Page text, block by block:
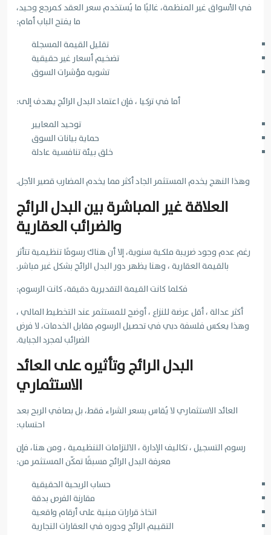
في الأسواق غير المنظمة، غالبًا ما يُستخدم سعر العقد كمرجع وحيد،
ما يفتح الباب أمام:
تقليل القيمة المسجلة
تضخيم أسعار غير حقيقية
تشويه مؤشرات السوق
أما في تركيا ، فإن اعتماد البدل الرائج يهدف إلى:
توحيد المعايير
حماية بيانات السوق
خلق بيئة تنافسية عادلة
وهذا النهج يخدم المستثمر الجاد أكثر مما يخدم المضارب قصير الأجل.
العلاقة غير المباشرة بين البدل الرائج
والضرائب العقارية
رغم عدم وجود ضريبة ملكية سنوية، إلا أن هناك رسومًا تنظيمية تتأثر
بالقيمة العقارية ، وهنا يظهر دور البدل الرائج بشكل غير مباشر.
فكلما كانت القيمة التقديرية دقيقة، كانت الرسوم:
أكثر عدالة ، أقل عرضة للنزاع ، أوضح للمستثمر عند التخطيط المالي ،
وهذا يعكس فلسفة دبي في تحصيل الرسوم مقابل الخدمات، لا فرض
الضرائب لمجرد الجباية.
البدل الرائج وتأثيره على العائد
الاستثماري
العائد الاستثماري لا يُقاس بسعر الشراء فقط، بل بصافي الربح بعد
احتساب:
رسوم التسجيل ، تكاليف الإدارة ، الالتزامات التنظيمية ، ومن هنا، فإن
معرفة البدل الرائج مسبقًا تمكّن المستثمر من:
حساب الربحية الحقيقية
مقارنة الفرص بدقة
اتخاذ قرارات مبنية على أرقام واقعية
التقييم الرائج ودوره في العقارات التجارية